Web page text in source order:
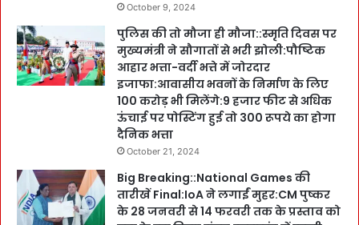
October 9, 2024
पुलिस की तो मौजा ही मौजा::स्मृति दिवस पर
मुख्यमंत्री ने सौगातों से भरी झोली:पौष्टिक
आहार भत्ता-वर्दी भत्ते में जोरदार
इजाफा:आवासीय भवनों के निर्माण के लिए
100 करोड़ भी मिलेंगे:9 हजार फीट से अधिक
ऊंचाई पर पोस्टिंग हुई तो 300 रूपये का होगा
दैनिक भत्ता
October 21, 2024
Big Breaking::National Games की
तारीखें Final:IoA ने लगाईं मुहर:CM पुष्कर
के 28 जनवरी से 14 फरवरी तक के प्रस्ताव को